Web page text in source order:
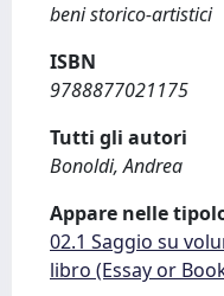
beni storico-artistici
ISBN
9788877021175
Tutti gli autori
Bonoldi, Andrea
Appare nelle
02.1 Saggio su
libro (Essay or